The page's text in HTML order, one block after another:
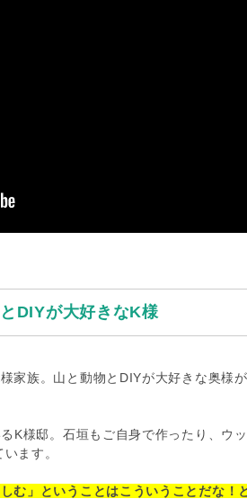
DIYが大好きなK様
家族。山と動物とDIYが大好きな奥様
K様邸。石垣もご自身で作ったり、ウ
ます。
しむ」ということはこういうことだな！